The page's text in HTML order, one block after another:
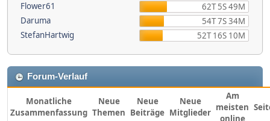
Flower61
62T 5S 49M
Daruma
54T 7S 34M
StefanHartwig
52T 16S 10M
Forum-Verlauf
Monatliche
Zusammenfassung
Neue
Themen
Neue
Beiträge
Neue
Mitglieder
Am
meisten
online